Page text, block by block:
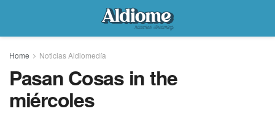
Home Noticias Aldiomedía
Pasan Cosas in the
miércoles